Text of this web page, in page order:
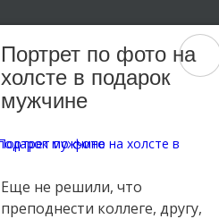
Портрет по фото на
холсте в подарок
мужчине
Еще не решили, что
преподнести коллеге, другу,